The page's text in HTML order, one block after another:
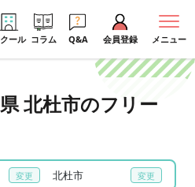
ール コラム Q&A 会員登録 メニュー
北杜市のフリー
北杜市